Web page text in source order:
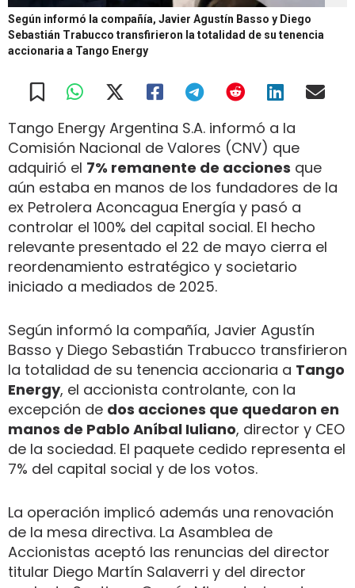
Según informó la compañía, Javier Agustín Basso y Diego
Sebastián Trabucco transfirieron la totalidad de su tenencia
accionaria a Tango Energy
Tango Energy Argentina S.A. informó a la
Comisión Nacional de Valores (CNV) que
adquirió el 7% remanente de acciones que
aún estaba en manos de los fundadores de la
ex Petrolera Aconcagua Energía y pasó a
controlar el 100% del capital social. El hecho
relevante presentado el 22 de mayo cierra el
reordenamiento estratégico y societario
iniciado a mediados de 2025.
Según informó la compañía, Javier Agustín
Basso y Diego Sebastián Trabucco transfirieron
la totalidad de su tenencia accionaria a Tango
Energy, el accionista controlante, con la
excepción de dos acciones que quedaron en
manos de Pablo Aníbal Iuliano, director y CEO
de la sociedad. El paquete cedido representa el
7% del capital social y de los votos.
La operación implicó además una renovación
de la mesa directiva. La Asamblea de
Accionistas aceptó las renuncias del director
titular Diego Martín Salaverri y del director